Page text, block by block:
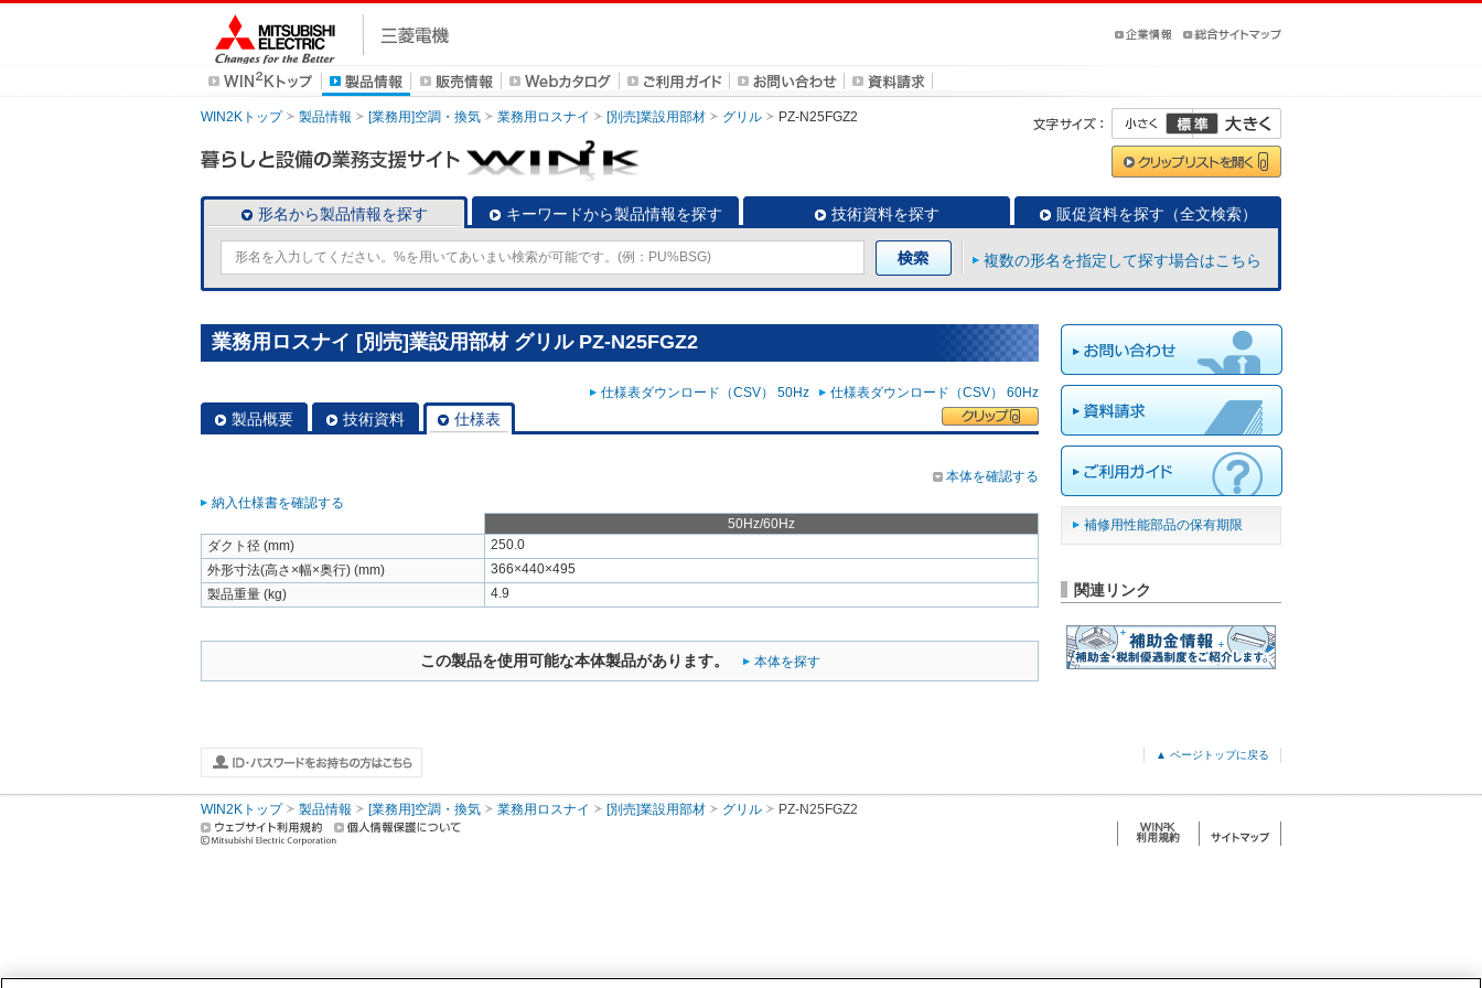
WIN2Kトップ 製品情報 [業務用]空調・換気 業務用ロスナイ [別売]業設用部材 グリル PZ-N25FGZ2
形名から製品情報を探す キーワードから製品情報を探す 技術資料を探す 販促資料を探す（全文検索）
複数の形名を指定して探す場合はこちら
業務用ロスナイ [別売]業設用部材 グリル PZ-N25FGZ2
仕様表ダウンロード（CSV） 50Hz 仕様表ダウンロード（CSV） 60Hz
製品概要 技術資料 仕様表
本体を確認する
納入仕様書を確認する
50Hz/60Hz
ダクト径 (mm)
250.0
外形寸法(高さ×幅×奥行) (mm)
366×440×495
製品重量 (kg)
4.9
この製品を使用可能な本体製品があります。 本体を探す
補修用性能部品の保有期限
関連リンク
▲ ページトップに戻る
WIN2Kトップ 製品情報 [業務用]空調・換気 業務用ロスナイ [別売]業設用部材 グリル PZ-N25FGZ2